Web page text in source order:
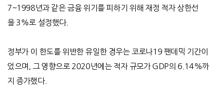
7~1998년과 같은 금융 위기를 피하기 위해 재정 적자 상한선
을3%로 설정했다.
정부가 이 한도를 위반한 유일한 경우는 코로나19 팬데믹 기간이
었으며
그 영향으로 2020년에는 적자 규모가GDP의 6.14%까
지 증가했다.